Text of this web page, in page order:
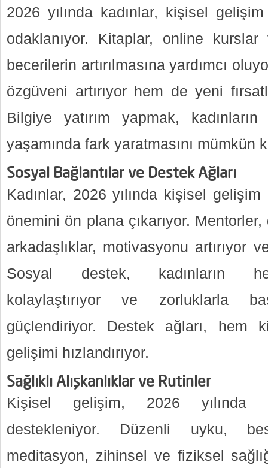
2026 yılında kadınlar, kişisel
odaklanıyor. Kitaplar, online
becerilerin artırılmasına yardımcı
özgüveni artırıyor hem de yeni
Bilgiye yatırım yapmak,
yaşamında fark yaratmasını mümkün
Sosyal Bağlantılar ve Destek Ağları
Kadınlar, 2026 yılında kişisel
önemini ön plana çıkarıyor.
arkadaşlıklar, motivasyonu artırıyor
Sosyal destek, kadınların
kolaylaştırıyor ve zorluklarla
güçlendiriyor. Destek ağları, hem
gelişimi hızlandırıyor.
Sağlıklı Alışkanlıklar ve Rutinler
Kişisel gelişim, 2026 yılında
destekleniyor. Düzenli uyku,
meditasyon, zihinsel ve fiziksel